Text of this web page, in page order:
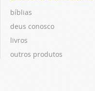
bíblias
deus conosco
livros
outros produtos